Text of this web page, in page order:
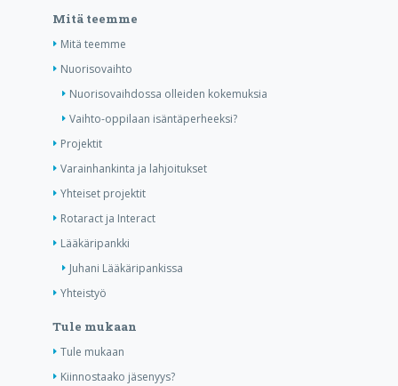
Mitä teemme
Mitä teemme
Nuorisovaihto
Nuorisovaihdossa olleiden kokemuksia
Vaihto-oppilaan isäntäperheeksi?
Projektit
Varainhankinta ja lahjoitukset
Yhteiset projektit
Rotaract ja Interact
Lääkäripankki
Juhani Lääkäripankissa
Yhteistyö
Tule mukaan
Tule mukaan
Kiinnostaako jäsenyys?